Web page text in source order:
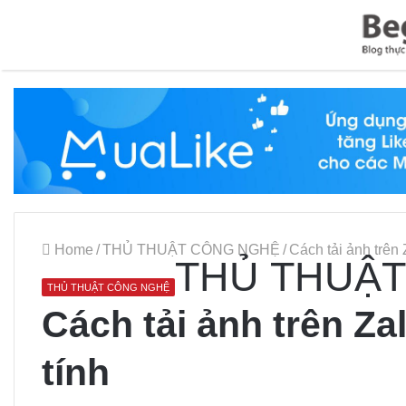
Home /THỦ THUẬT CÔNG NGHỆ / Cách tải ảnh trên
THỦ THUẬT CÔNG NGHỆ THỦ
Cách tải ảnh trên
tính